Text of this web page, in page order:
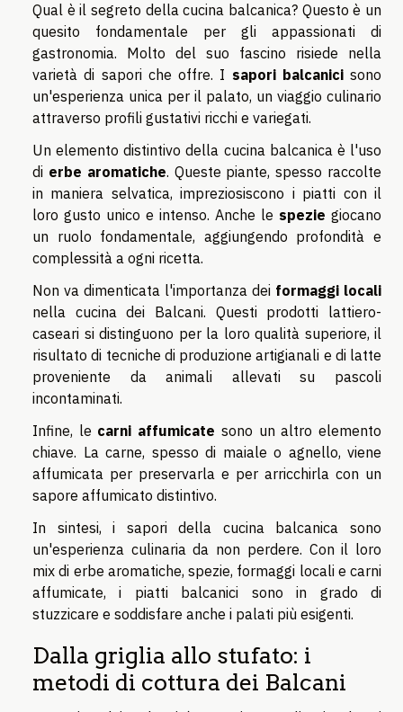
Qual è il segreto della cucina balcanica? Questo è un
quesito fondamentale per gli appassionati di
gastronomia. Molto del suo fascino risiede nella
varietà di sapori che offre. I sapori balcanicisono
un'esperienza unica per il palato, un viaggio culinario
attraverso profili gustativi ricchi e variegati.
Un elemento distintivo della cucina balcanica è l'uso
di erbe aromatiche. Queste piante, spesso raccolte
in maniera selvatica, impreziosiscono i piatti con il
loro gusto unico e intenso. Anche le spezie giocano
un ruolo fondamentale, aggiungendo profondità e
complessità a ogni ricetta.
Non va dimenticata l'importanza dei formaggi locali
nella cucina dei Balcani. Questi prodotti lattiero-
caseari si distinguono per la loro qualità superiore, il
risultato di tecniche di produzione artigianali e di latte
proveniente da animali allevati su pascoli
incontaminati.
Infine, le carni affumicate sono un altro elemento
chiave. La carne, spesso di maiale o agnello, viene
affumicata per preservarla e per arricchirla con un
sapore affumicato distintivo.
In sintesi, i sapori della cucina balcanica sono
un'esperienza culinaria da non perdere. Con il loro
mix di erbe aromatiche, spezie, formaggi locali e carni
affumicate, i piatti balcanici sono in grado di
stuzzicare e soddisfare anche i palati più esigenti.
Dalla griglia allo stufato: i
metodi di cottura dei Balcani